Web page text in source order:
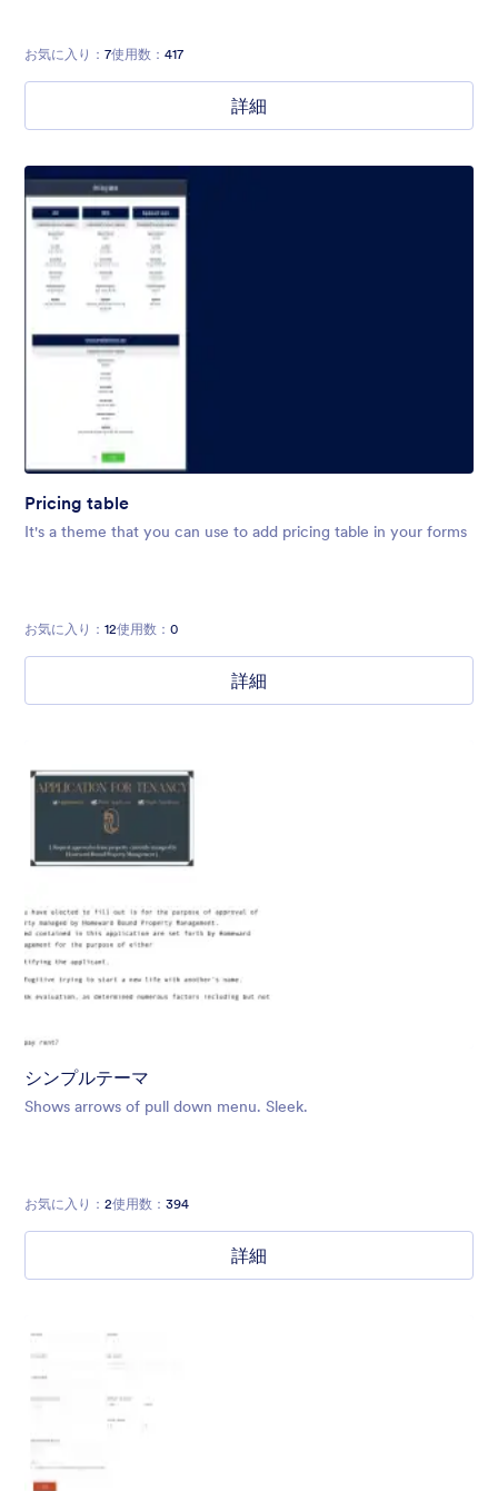
お気に入り： 7使用数： 417
詳細
Pricing table
It's a theme that you can use to add pricing table in your forms
お気に入り： 12使用数： 0
詳細
シンプルテーマ
Shows arrows of pull down menu. Sleek.
お気に入り： 2使用数： 394
詳細